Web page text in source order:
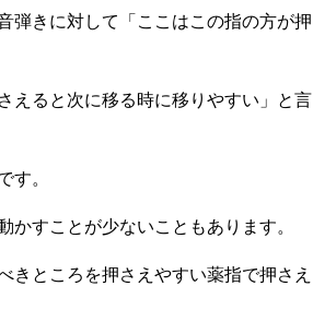
弾きに対して「ここはこの指の方が押
えると次に移る時に移りやすい」と言
す。
すことが少ないこともあります。
きところを押さえやすい薬指で押さえ